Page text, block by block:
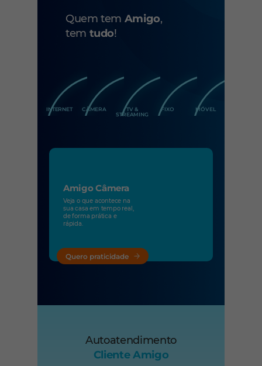
Quem tem Amigo,
tem tudo!
INTERNET CÂMERA
TV &
STREAMING
FIXO MÓVEL
Amigo Câmera
Veja o que acontece na
sua casa em tempo real,
de forma prática e
rápida.
Quero praticidade
Autoatendimento
Cliente Amigo